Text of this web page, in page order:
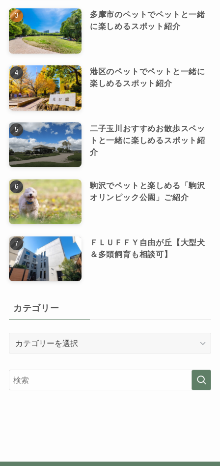
多摩市のペットでペットと一緒
に楽しめるスポット紹介
港区のペットでペットと一緒に
楽しめるスポット紹介
二子玉川おすすめお散歩スペッ
トと一緒に楽しめるスポット紹
介
駒沢でペットと楽しめる「駒沢
オリンピック公園」ご紹介
ＦＬＵＦＦＹ自由が丘【大型犬
＆多頭飼育も相談可】
カテゴリー
リ
ー